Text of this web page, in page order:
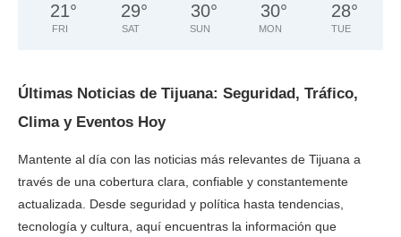
21°
FRI
29°
SAT
30°
SUN
30°
MON
28°
TUE
Últimas Noticias de Tijuana: Seguridad, Tráfico,
Clima y Eventos Hoy
Mantente al día con las noticias más relevantes de Tijuana a
través de una cobertura clara, confiable y constantemente
actualizada. Desde seguridad y política hasta tendencias,
tecnología y cultura, aquí encuentras la información que